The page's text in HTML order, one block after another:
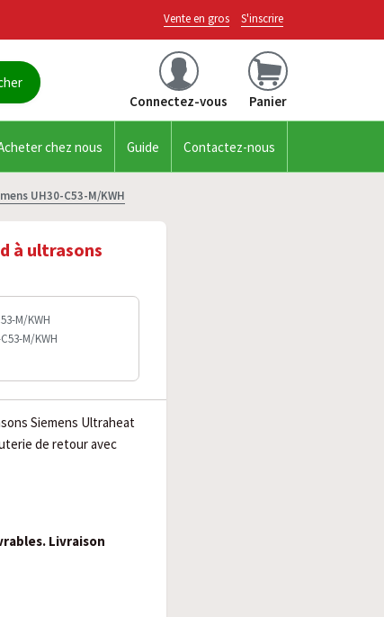
Vente en gros S'inscrire
Connectez-vous Panier
chez nous Guide Contactez-nous
UH30-C53-M/KWH
à ultrasons
M/KWH
M/KWH
Siemens Ultraheat
de retour avec
Livraison